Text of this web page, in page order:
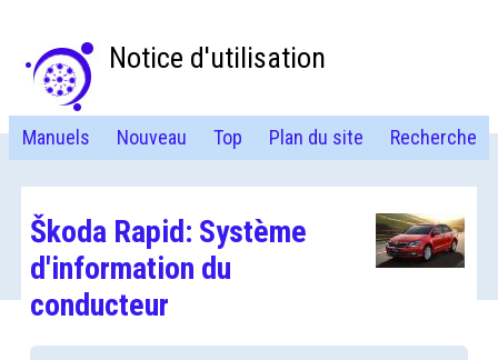
Notice d'utilisation
Manuels Nouveau Top Plan du site Recherche
Škoda Rapid: Système
d'information du
conducteur